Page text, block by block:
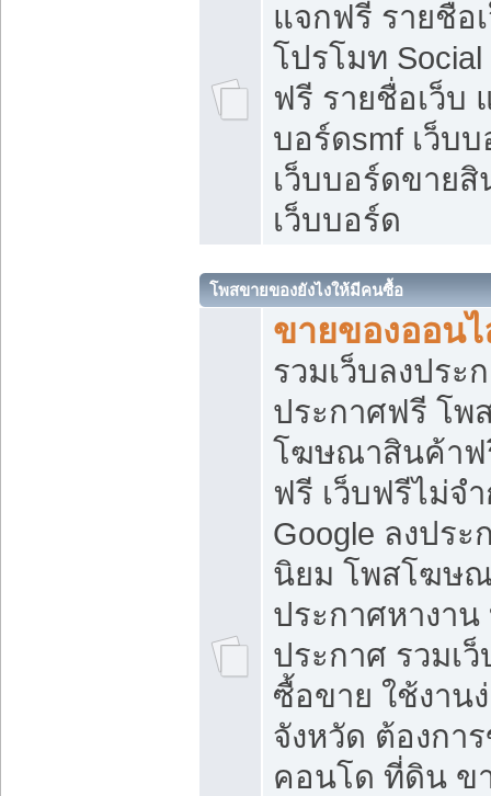
แจกฟรี รายชื่อ
โปรโมท
ฟรี รายชื่อเว็บ
บอร์ดsmf เว็บ
เว็บบอร์ดขาย
เว็บบอร์ด
โพสขายของยังไงให้มีคนซื้อ
ขายของออน
รวมเว็บลงประ
ประกาศฟรี โพ
โฆษณาสินค้าฟ
ฟรี เว็บฟรีไม่จ
Google ลงปร
นิยม โพสโฆษ
ประกาศหางาน
ประกาศ รวมเ
ซื้อขาย ใช้งาน
จังหวัด ต้องกา
คอนโด ที่ดิน ข